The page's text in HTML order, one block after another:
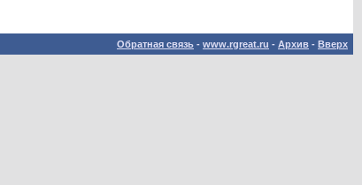
Обратная связь - www.rgreat.ru - Архив - Вверх